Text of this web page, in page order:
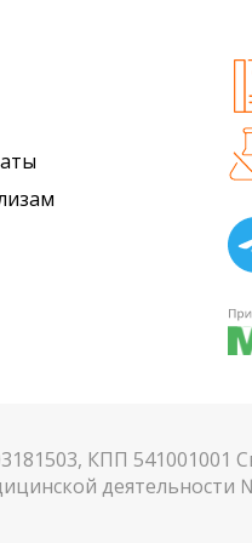
КПП 541001001
деятельности